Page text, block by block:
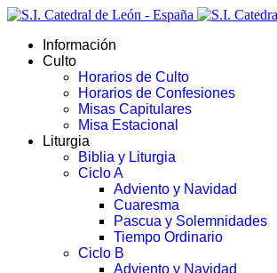
Información
Culto
Horarios de Culto
Horarios de Confesiones
Misas Capitulares
Misa Estacional
Liturgia
Biblia y Liturgia
Ciclo A
Adviento y Navidad
Cuaresma
Pascua y Solemnidades
Tiempo Ordinario
Ciclo B
Adviento y Navidad